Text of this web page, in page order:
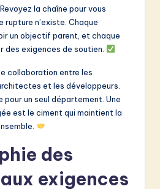
Revoyez la chaîne pour vous
rupture n’existe. Chaque
un objectif parent, et chaque
exigences de soutien.
collaboration entre les
et les développeurs.
pour un seul département. Une
est le ciment qui maintient la
des
exigences